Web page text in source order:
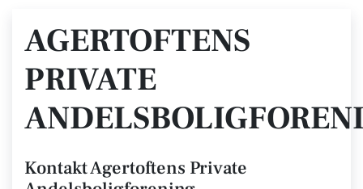
AGERTOFTENS
PRIVATE
Kontakt Agertoftens Private